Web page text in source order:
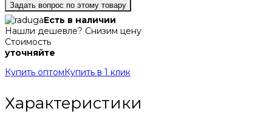
Задать вопрос по этому товару
Есть в наличии
Нашли дешевле? Снизим цену
Стоимость
уточняйте
Купить оптом Купить в 1 клик
Характеристики